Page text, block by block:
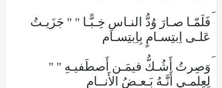
فَلَمّـا صـارَ وُدُّ النـاسِ خِـبًّـا " " جَزَيـتُ
عَلـى اِبتِسـامٍ بِاِبتِسـام
وَصِرتُ أَشُـكُّ فيمَـن أَصطَفيـهِ " "
لِعِلمـي أَنَّـهُ بَـعـضُ الأَنــام